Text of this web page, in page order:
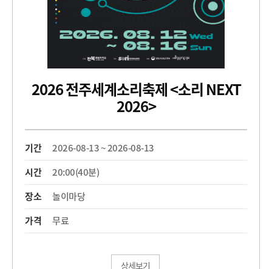
2026 전주세계소리축제 <소리 NEXT
2026>
기간
2026-08-13 ~ 2026-08-13
시간
20:00(40분)
장소
놀이마당
가격
무료
상세보기